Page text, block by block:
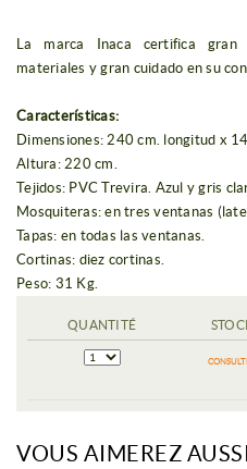
La marca Inaca certifica gran
materiales y gran cuidado en su
Características:
Dimensiones: 240 cm. longitud x
Altura: 220 cm.
Tejidos: PVC Trevira. Azul y gris
Mosquiteras: en tres ventanas
Tapas: en todas las ventanas.
Cortinas: diez cortinas.
Peso: 31 Kg.
QUANTITÉ
VOUS AIMEREZ AUSSI